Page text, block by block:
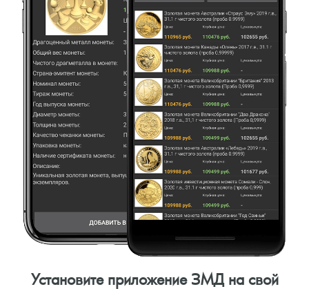
Установите приложение ЗМД на свой